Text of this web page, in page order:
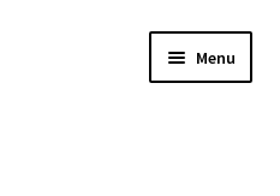
Menu
France métropolitaine